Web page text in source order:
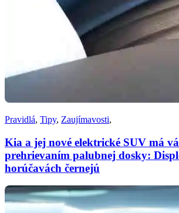
Pravidlá, Tipy, Zaujímavosti,
Kia a jej nové elektrické SUV má
prehrievaním palubnej dosky:
horúčavách černejú